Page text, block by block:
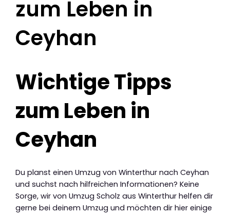
zum Leben in
Ceyhan
Wichtige Tipps
zum Leben in
Ceyhan
Du planst einen Umzug von Winterthur nach Ceyhan
und suchst nach hilfreichen Informationen? Keine
Sorge, wir von Umzug Scholz aus Winterthur helfen dir
gerne bei deinem Umzug und möchten dir hier einige